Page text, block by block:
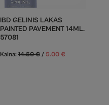
IBD GELINIS LAKAS
PAINTED PAVEMENT 14ML.
57081
Kaina:14.50€ / 5.00 €